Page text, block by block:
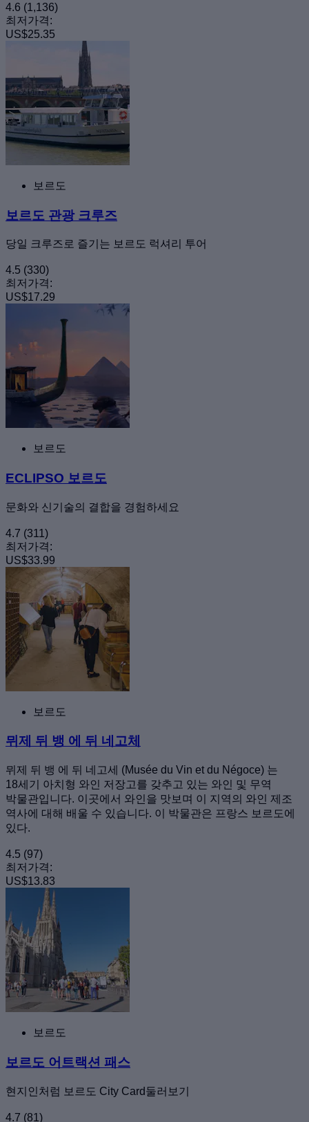
4.6 (1,136)
최저가격:
US$25.35
보르도
보르도 관광 크루즈
당일 크루즈로 즐기는 보르도 럭셔리 투어
4.5 (330)
최저가격:
US$17.29
보르도
ECLIPSO 보르도
문화와 신기술의 결합을 경험하세요
4.7 (311)
최저가격:
US$33.99
보르도
뮈제 뒤 뱅 에 뒤 네고체
뮈제 뒤 뱅 에 뒤 네고세 (Musée du Vin et du Négoce) 는
18세기 아치형 와인 저장고를 갖추고 있는 와인 및 무역
박물관입니다. 이곳에서 와인을 맛보며 이 지역의 와인 제조
역사에 대해 배울 수 있습니다. 이 박물관은 프랑스 보르도에
있다.
4.5 (97)
최저가격:
US$13.83
보르도
보르도 어트랙션 패스
현지인처럼 보르도 City Card둘러보기
4.7 (81)